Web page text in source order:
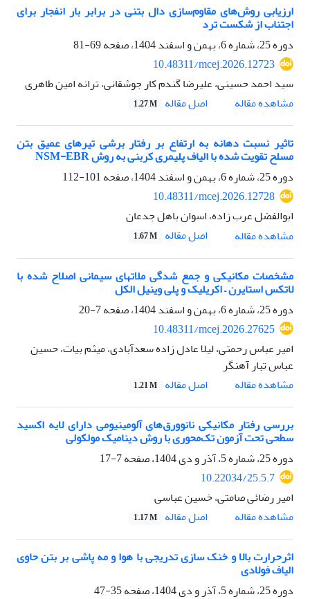
ارزیابی روش‌های مقاوم‌سازی دال بتنی در برابر بار انفجار برای
اجتناب از شکست ترد
دوره 25، شماره 6، بهمن و اسفند 1404، صفحه
69-81
10.48311/mcej.2026.12723
سید احمد حسینی، علیرضا گندم کار جوشقانی، ترانه امین طاهری
مشاهده مقاله
اصل مقاله 1.27 M
تاثیر نسبت دهانه به ارتفاع بر رفتار برشی تیرهای عمیق بتن
مسلح تقویت شده با الیاف پلیمری کربنی به روش NSM-EBR
دوره 25، شماره 6، بهمن و اسفند 1404، صفحه
101-112
10.48311/mcej.2026.12728
ابوالفضل عرب زاده، اسوان باهل جدعان
مشاهده مقاله
اصل مقاله 1.67 M
مشخصات مکانیکی و جمع شدگی ملاتهای سیمانی اصلاح شده با
لاتکس استایرن – اکریلیک و پلی وینیل الکل
دوره 25، شماره 6، بهمن و اسفند 1404، صفحه
7-20
10.48311/mcej.2026.27625
امیر عباس رحمتی، لیلا عادل زاده سعدآبادی، میثم بیات، حسین
عباس تبار آهنگر
مشاهده مقاله
اصل مقاله 1.21 M
بررسی رفتار مکانیکی نانوورق‌های آلومینیومی دارای لایه اکسید
سطحی تحت آزمون تک‌محوری با روش دینامیک مولکولی
دوره 25، شماره 5، آذر و دی 1404، صفحه
7-17
10.22034/25.5.7
امیر رضائی صامتی، خسین عباسی
مشاهده مقاله
اصل مقاله 1.17 M
اثرحرارت بالا و خنک سازی تدریجی با هوا و مه پاشی بر بتن حاوی
الیاف فولادی
دوره 25، شماره 5، آذر و دی 1404، صفحه
35-47